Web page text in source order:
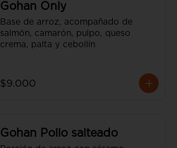
Gohan Only
Base de arroz, acompañado de
salmón, camarón, pulpo, queso
crema, palta y cebollín
$9.000
Gohan Pollo salteado